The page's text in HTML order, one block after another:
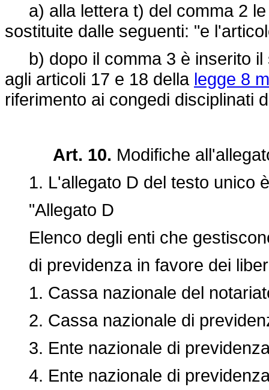
a) alla lettera t) del comma 2 le
sostituite dalle seguenti: "e
b) dopo il comma 3 è inserito il
agli articoli 17 e 18 della legge 8
riferimento ai congedi disciplinati
Art. 10. Modifiche
1. L'allegato D del testo unico
"Allegato D
Elenco degli enti che
di previdenza in favore dei
1. Cassa nazionale del
2. Cassa nazionale di
3. Ente nazionale di
4. Ente nazionale di